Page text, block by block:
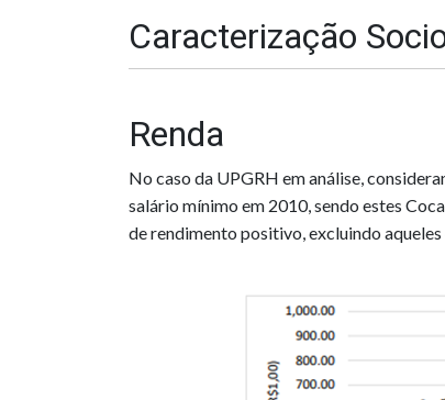
Caracterização
Renda
No caso da UPGRH em análise,
salário mínimo em 2010, sendo estes
de rendimento positivo, excluindo aqueles